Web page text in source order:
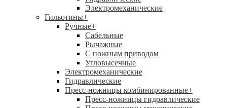
Электромеханические
Гильотины+
Ручные+
Сабельные
Рычажные
С ножным приводом
Угловысечные
Электромеханические
Гидравлические
Пресс-ножницы комбинированные+
Пресс-ножницы гидравлические